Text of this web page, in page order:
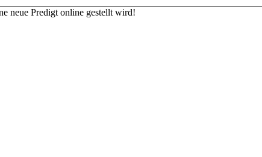
neue Predigt online gestellt wird!